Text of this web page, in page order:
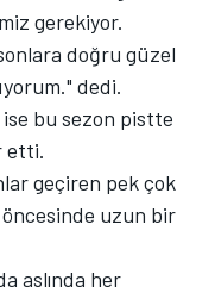
gerekiyor.
doğru güzel
dedi.
bu sezon pistte
etti.
geçiren pek çok
öncesinde uzun bir
aslında her